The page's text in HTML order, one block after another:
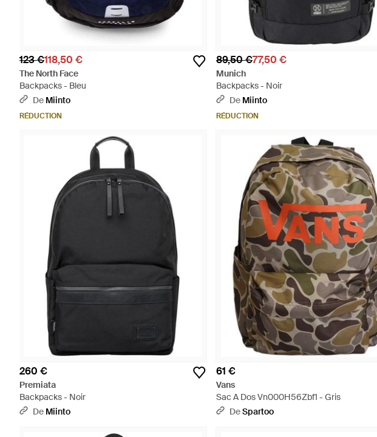
123 €118,50 €
The North Face
Backpacks - Bleu
De Miinto
RÉDUCTION
89,50 €77,50 €
Munich
Backpacks - Noir
De Miinto
RÉDUCTION
260 €
Premiata
Backpacks - Noir
De Miinto
61 €
Vans
Sac A Dos Vn000H56Zbf1 - Gris
DeSpartoo